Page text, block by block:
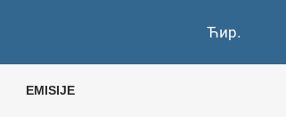
Ћир.
EMISIJE